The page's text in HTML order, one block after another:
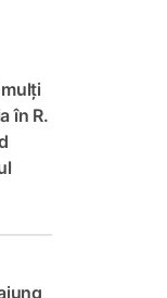
în R.